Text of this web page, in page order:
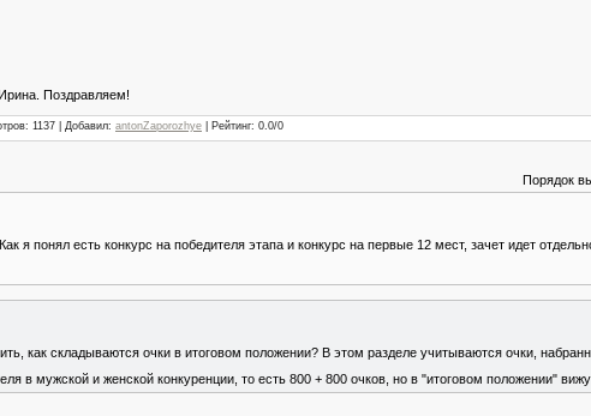
Поздравляем!
: 1137 | Добавил: antonZaporozhye Рейтинг: 0.0/0
Порядок
я понял есть конкурс на победителя этапа и конкурс на первые 12 мест, зачет идет
как складываются очки в итоговом положении? В этом разделе учитываются очки,
в мужской и женской конкуренции, то есть 800 + 800 очков, но в "итоговом положении"